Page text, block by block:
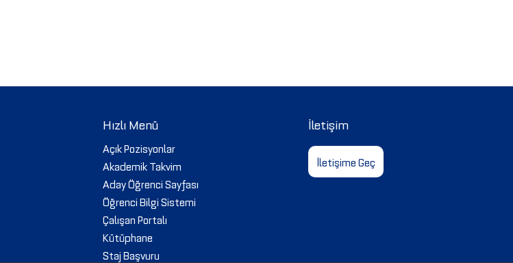
Hızlı Menü
Açık Pozisyonlar
Akademik Takvim
Aday Öğrenci Sayfası
Öğrenci Bilgi Sistemi
Çalışan Portalı
Kütüphane
Staj Başvuru
İletişim
İletişime Geç